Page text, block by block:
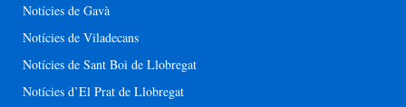
Notícies de Gavà
Notícies de Viladecans
Notícies de Sant Boi de Llobregat
Notícies d’El Prat de Llobregat